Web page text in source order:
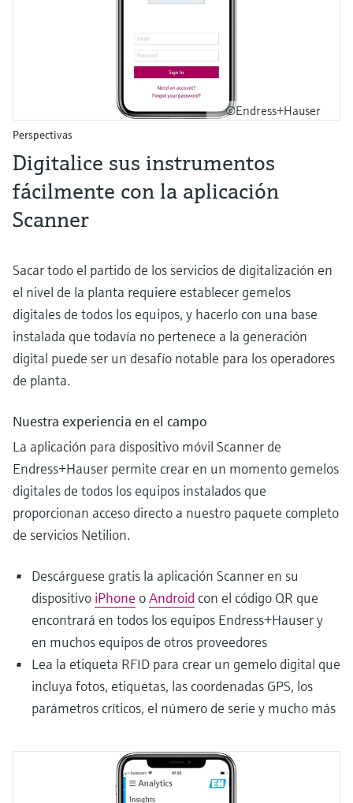
©Endress+Hauser
Perspectivas
Digitalice sus instrumentos
fácilmente con la aplicación
Scanner
Sacar todo el partido de los servicios de digitalización en
el nivel de la planta requiere establecer gemelos
digitales de todos los equipos, y hacerlo con una base
instalada que todavía no pertenece a la generación
digital puede ser un desafío notable para los operadores
de planta.
Nuestra experiencia en el campo
La aplicación para dispositivo móvil Scanner de
Endress+Hauser permite crear en un momento gemelos
digitales de todos los equipos instalados que
proporcionan acceso directo a nuestro paquete completo
de servicios Netilion.
Descárguese gratis la aplicación Scanner en su
dispositivo iPhone oAndroid con el código QR que
encontrará en todos los equipos Endress+Hauser y
en muchos equipos de otros proveedores
Lea la etiqueta RFID para crear un gemelo digital que
incluya fotos, etiquetas, las coordenadas GPS, los
parámetros críticos, el número de serie y mucho más